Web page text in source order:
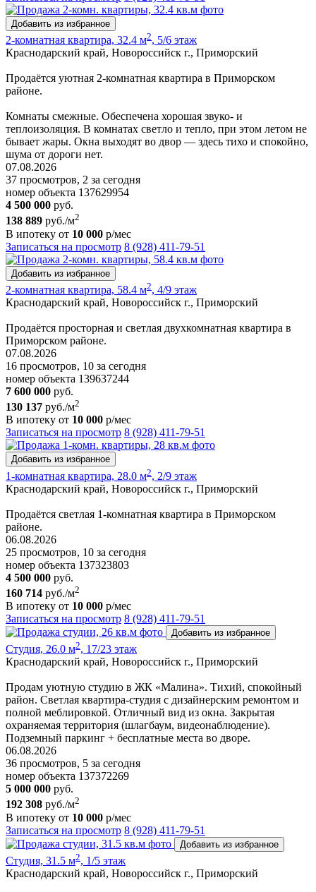
Добавить из избранное
2-комнатная квартира, 32.4 м2, 5/6 этаж
Краснодарский край, Новороссийск г., Приморский
Продаётся уютная 2-комнатная квартира в Приморском
районе.
Комнаты смежные. Обеспечена хорошая звуко- и
теплоизоляция. В комнатах светло и тепло, при этом летом не
бывает жары. Окна выходят во двор — здесь тихо и спокойно,
шума от дороги нет.
07.08.2026
37 просмотров, 2 за сегодня
номер объекта 137629954
4 500 000 руб.
138 889 руб./м2
В ипотеку от 10 000 р/мес
Записаться на просмотр 8 (928) 411-79-51
Добавить из избранное
2-комнатная квартира, 58.4 м2, 4/9 этаж
Краснодарский край, Новороссийск г., Приморский
Продаётся просторная и светлая двухкомнатная квартира в
Приморском районе.
07.08.2026
16 просмотров, 10 за сегодня
номер объекта 139637244
7 600 000 руб.
130 137 руб./м2
В ипотеку от 10 000 р/мес
Записаться на просмотр 8 (928) 411-79-51
Добавить из избранное
1-комнатная квартира, 28.0 м2, 2/9 этаж
Краснодарский край, Новороссийск г., Приморский
Продаётся светлая 1-комнатная квартира в Приморском
районе.
06.08.2026
25 просмотров, 10 за сегодня
номер объекта 137323803
4 500 000 руб.
160 714 руб./м2
В ипотеку от 10 000 р/мес
Записаться на просмотр 8 (928) 411-79-51
Добавить из избранное
Студия, 26.0 м2, 17/23 этаж
Краснодарский край, Новороссийск г., Приморский
Продам уютную студию в ЖК «Малина». Тихий, спокойный
район. Светлая квартира-студия с дизайнерским ремонтом и
полной меблировкой. Отличный вид из окна. Закрытая
охраняемая территория (шлагбаум, видеонаблюдение).
Подземный паркинг + бесплатные места во дворе.
06.08.2026
36 просмотров, 5 за сегодня
номер объекта 137372269
5 000 000 руб.
192 308 руб./м2
В ипотеку от 10 000 р/мес
Записаться на просмотр 8 (928) 411-79-51
Добавить из избранное
Студия, 31.5 м2, 1/5 этаж
Краснодарский край, Новороссийск г., Приморский